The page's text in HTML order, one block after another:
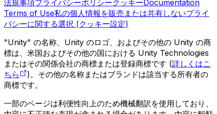
法規事項プライバシーポリシークッキーDocumentation
Terms of Use私の個人情報を販売または共有しないプライ
バシーに関する選択 (クッキー設定)
"Unity" の名称、Unity のロゴ、およびその他の Unity の商
標は、米国およびその他の国における Unity Technologies
またはその関係会社の商標または登録商標です (詳しくはこ
ちら
)。その他の名称またはブランドは該当する所有者の
商標です。
一部のページは利便性向上のため機械翻訳を使用しており、